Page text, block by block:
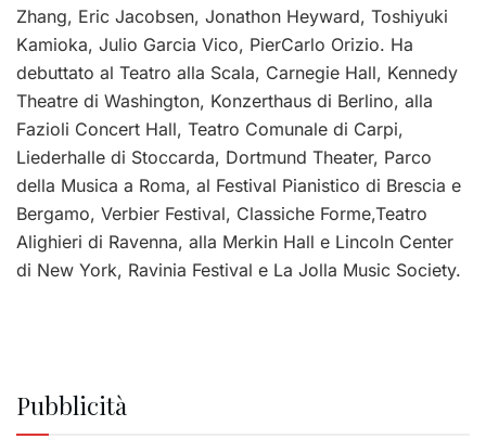
Zhang, Eric Jacobsen, Jonathon Heyward, Toshiyuki
Kamioka, Julio Garcia Vico, PierCarlo Orizio. Ha
debuttato al Teatro alla Scala, Carnegie Hall, Kennedy
Theatre di Washington, Konzerthaus di Berlino, alla
Fazioli Concert Hall, Teatro Comunale di Carpi,
Liederhalle di Stoccarda, Dortmund Theater, Parco
della Musica a Roma, al Festival Pianistico di Brescia e
Bergamo, Verbier Festival, Classiche Forme,Teatro
Alighieri di Ravenna, alla Merkin Hall e Lincoln Center
di New York, Ravinia Festival e La Jolla Music Society.
Pubblicità